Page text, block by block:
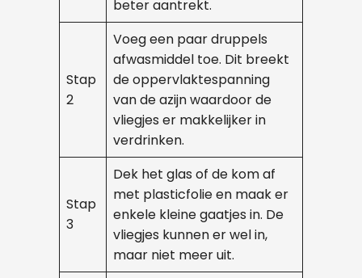
beter aantrekt.
Stap
2
Voeg een paar druppels
afwasmiddel toe. Dit breekt
de oppervlaktespanning
van de azijn waardoor de
vliegjes er makkelijker in
verdrinken.
Stap
3
Dek het glas of de kom af
met plasticfolie en maak er
enkele kleine gaatjes in. De
vliegjes kunnen er wel in,
maar niet meer uit.